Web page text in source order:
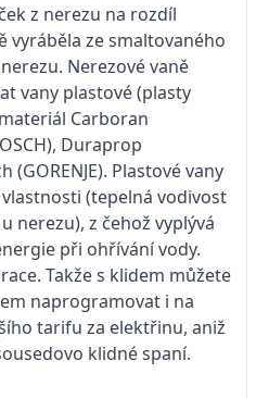
z nerezu na rozdíl
vyráběla ze smaltovaného
Nerezové vaně
vany plastové (plasty
Carboran
Duraprop
(GORENJE). Plastové vany
(tepelná vodivost
nerezu), z čehož vyplývá
při ohřívání vody.
Takže s klidem můžete
naprogramovat i na
tarifu za elektřinu, aniž
klidné spaní.